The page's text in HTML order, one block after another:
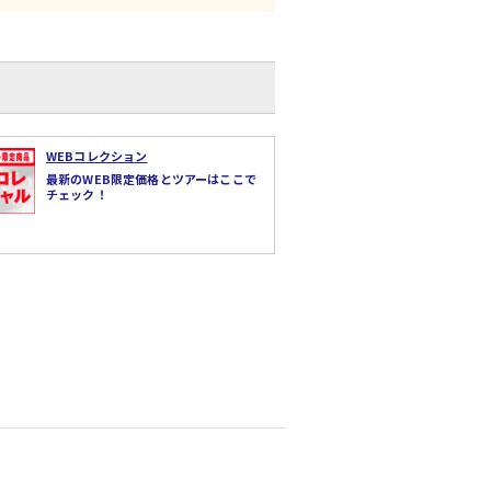
WEBコレクション
最新のWEB限定価格とツアーはここで
チェック！